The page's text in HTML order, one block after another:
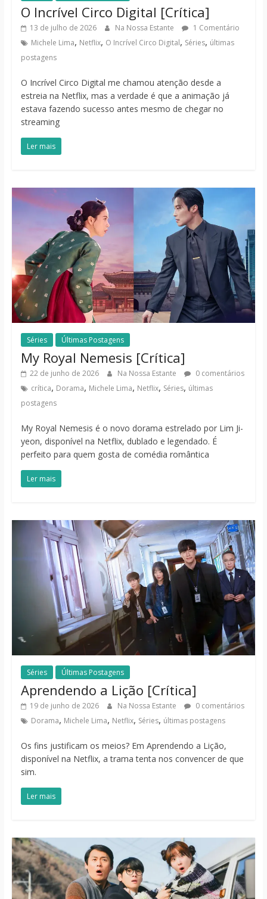
O Incrível Circo Digital [Crítica]
13 de julho de 2026 Na Nossa Estante
1 Comentário
Michele Lima, Netflix, O Incrível Circo Digital, Séries, últimas
postagens
O Incrível Circo Digital me chamou atenção desde a
estreia na Netflix, mas a verdade é que a animação já
estava fazendo sucesso antes mesmo de chegar no
streaming
Ler mais
Séries Últimas Postagens
My Royal Nemesis [Crítica]
22 de junho de 2026 Na Nossa Estante
0 comentários
crítica, Dorama, Michele Lima, Netflix, Séries, últimas
postagens
My Royal Nemesis é o novo dorama estrelado por Lim Ji-
yeon, disponível na Netflix, dublado e legendado. É
perfeito para quem gosta de comédia romântica
Ler mais
Séries Últimas Postagens
Aprendendo a Lição [Crítica]
19 de junho de 2026 Na Nossa Estante
0 comentários
Dorama, Michele Lima, Netflix, Séries, últimas postagens
Os fins justificam os meios? Em Aprendendo a Lição,
disponível na Netflix, a trama tenta nos convencer de que
sim.
Ler mais